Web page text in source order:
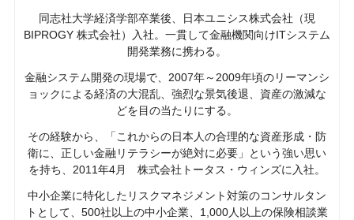
同志社大学経済学部卒業後、日本ユニシス株式会社（現
BIPROGY 株式会社）入社。一貫して金融機関向けITシステム
開発業務に携わる。
金融システム開発の現場で、2007年～2009年頃のリーマンシ
ョックによる経済の大混乱、強烈な景気後退、資産の激減な
どを目の当たりにする。
その経験から、「これからの日本人の合理的な資産形成・防
衛に、正しい金融リテラシーが絶対に必要」という強い思い
を持ち、2011年4月 株式会社トータス・ウィンズに入社。
中小企業に特化したリスクマネジメント対策のコンサルタン
トとして、500社以上の中小企業、1,000人以上の保険相談業